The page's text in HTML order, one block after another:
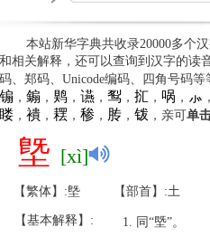
本站新华字典共收录20000多个
和相关解释，还可以查询到汉字的读
码、郑码、Unicode编码、四角号码
䦂 ， 䥇 ， 䴗， 䜩， 䴕， 㧟 ， 㖞 ， ⺗ ，
䁖， 䙡， 䎬 ， 䅟， 䏝， 䥽，亲可单
墍 [xì]
【繁体】:墍 【部首】:土
【基本解释】: 同“塈”。